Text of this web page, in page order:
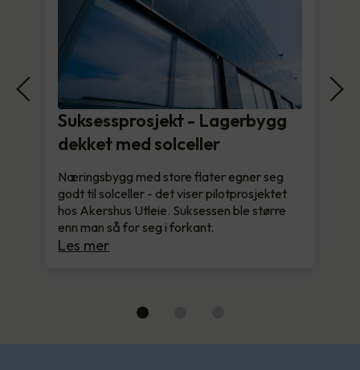
Suksessprosjekt - Lagerbygg
dekket med solceller
Næringsbygg med store flater egner seg
godt til solceller - det viser pilotprosjektet
hos Akershus Utleie. Suksessen ble større
enn man så for seg i forkant.
Les mer